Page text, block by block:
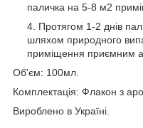
паличка на 5-8 м2
Протягом 1-2 днів
шляхом природного
приміщення приємним
Об'єм: 100мл.
Комплектація: Флакон з
Вироблено в Україні.